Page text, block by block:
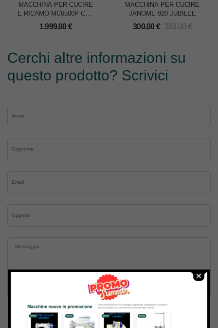
MACCHINA PER CUCIRE
E RICAMO MC6500P CON
TAVOLO
1.999,00 €
MACCHINA PER CUCIRE
JANOME 920 JUBILEE
300,00 € 359,00€
Cerchi altre informazioni su
questo prodotto? Scrivici
Inviando il messaggio confermo di aver letto e accettato
Termini e condizionidel sito web